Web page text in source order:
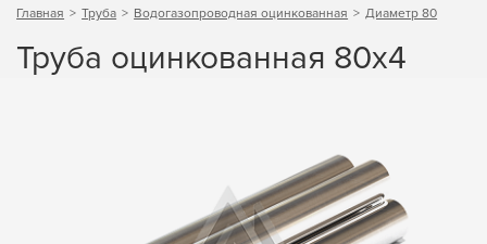
Главная Труба Водогазопроводная оцинкованная Диаметр 80
Труба оцинкованная 80х4